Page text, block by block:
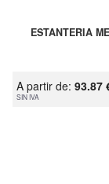
ESTANTERIA
A partir de: 93.87
SIN IVA